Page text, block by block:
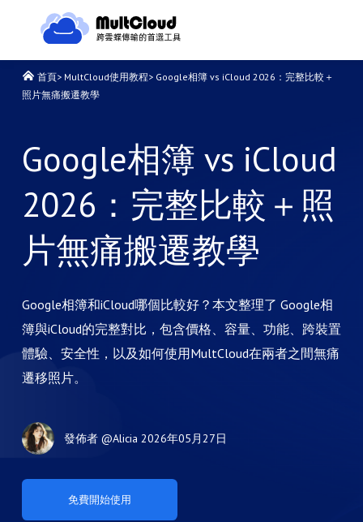
首頁> MultCloud使用教程> Google相簿 vs iCloud 2026：完整比較＋
照片無痛搬遷教學
Google相簿 vs iCloud
2026：完整比較＋照
片無痛搬遷教學
Google相簿和iCloud哪個比較好？本文整理了 Google相
簿與iCloud的完整對比，包含價格、容量、功能、跨裝置
體驗、安全性，以及如何使用MultCloud在兩者之間無痛
遷移照片。
發佈者 @Alicia 2026年05月27日